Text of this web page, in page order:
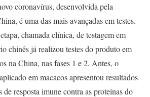
coronavírus, desenvolvida pela
é uma das mais avançadas em testes.
chamada clínica, de testagem em
chinês já realizou testes do produto em
na China, nas fases 1 e 2. Antes, o
em macacos apresentou resultados
de resposta imune contra as proteínas do